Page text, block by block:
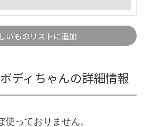
いものリストに追加
ディちゃんの詳細情報
使っておりません。